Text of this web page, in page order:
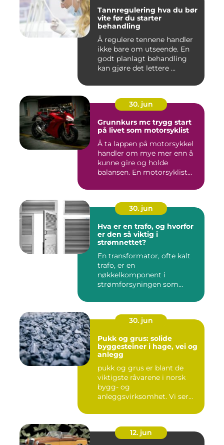
Tannregulering hva du bør
vite før du starter
behandling
Å regulere tennene handler
ikke bare om utseende. En
godt planlagt behandling
kan gjøre det lettere ...
30. jun
Grunnkurs mc trygg start
på livet som motorsyklist
Å ta lappen på motorsykkel
handler om mye mer enn å
kunne gire og holde
balansen. En motorsyklist
30. jun
Hva er en trafo, og hvorfor
er den så viktig i
strømnettet?
En transformator, ofte kalt
trafo, er en
nøkkelkomponent i
strømforsyningen som
30. jun
Pukk og grus: solide
byggesteiner i hage, vei og
anlegg
pukk og grus er blant de
viktigste råvarene i norsk
bygg- og
anleggsvirksomhet. Vi ser
12. jun